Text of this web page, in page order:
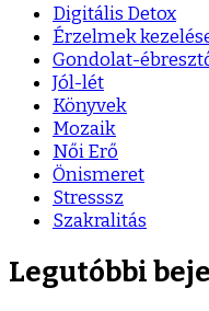
Digitális Detox
Érzelmek
Gondolat-
Jól-lét
Könyvek
Mozaik
Női Erő
Önismeret
Stresssz
Szakralitás
Legutóbbi